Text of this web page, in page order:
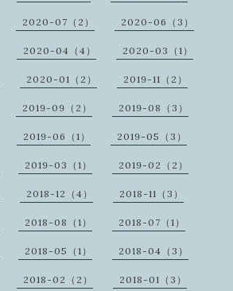
2020-07（2） 2020-06（3）
2020-04（4） 2020-03（1）
2020-01（2） 2019-11（2）
2019-09（2） 2019-08（3）
2019-06（1） 2019-05（3）
2019-03（1） 2019-02（2）
2018-12（4） 2018-11（3）
2018-08（1） 2018-07（1）
2018-05（1） 2018-04（3）
2018-02（2） 2018-01（3）